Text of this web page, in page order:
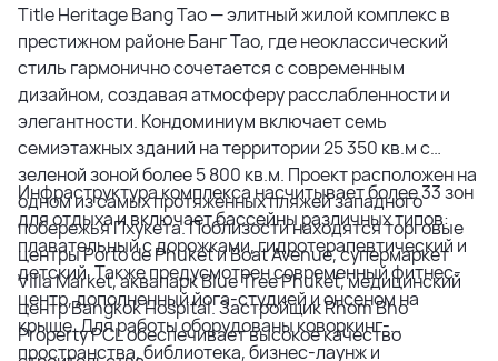
Title Heritage Bang Tao — элитный жилой комплекс в
престижном районе Банг Тао, где неоклассический
стиль гармонично сочетается с современным
дизайном, создавая атмосферу расслабленности и
элегантности. Кондоминиум включает семь
семиэтажных зданий на территории 25 350 кв.м с
зеленой зоной более 5 800 кв.м. Проект расположен на
одном из самых протяженных пляжей западного
побережья Пхукета. Поблизости находятся торговые
центры Porto de Phuket и Boat Avenue, супермаркет
Villa Market, аквапарк Blue Tree Phuket, медицинский
центр Bangkok Hospital. Застройщик Rhom Bho
Property PCL обеспечивает высокое качество
Инфраструктура комплекса насчитывает более 33 зон
для отдыха и включает бассейны различных типов:
плавательный с дорожками, гидротерапевтический и
детский. Также предусмотрен современный фитнес-
центр, дополненный йога-студией и онсеном на
крыше. Для работы оборудованы коворкинг-
пространства, библиотека, бизнес-лаунж и